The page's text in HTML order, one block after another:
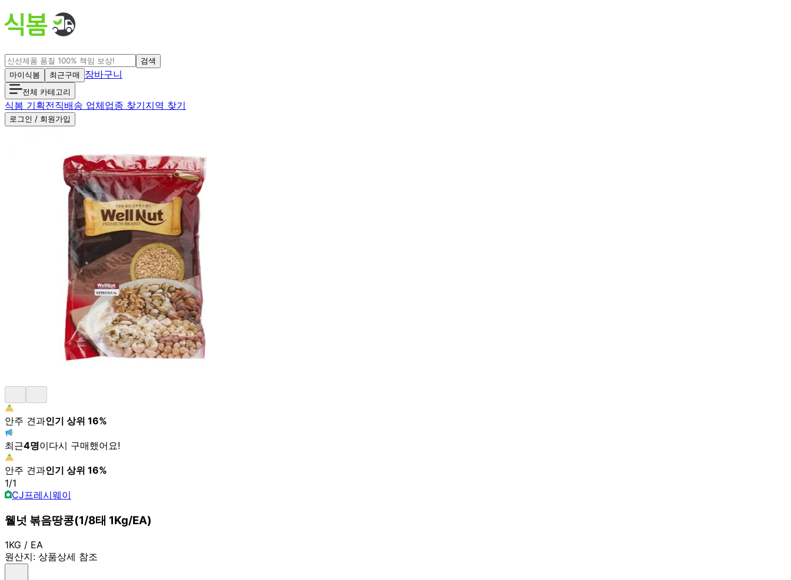
검색
마이식봄
최근구매 장바구니
전체 카테고리
식봄 기획전직배송 업체업종 찾기지역 찾기
로그인 / 회원가입
안주 견과인기 상위 16%
최근4명이다시 구매했어요!
안주 견과인기 상위 16%
1/1
CJ프레시웨이
웰넛 볶음땅콩(1/8태 1Kg/EA)
1KG / EA
원산지: 상품상세 참조